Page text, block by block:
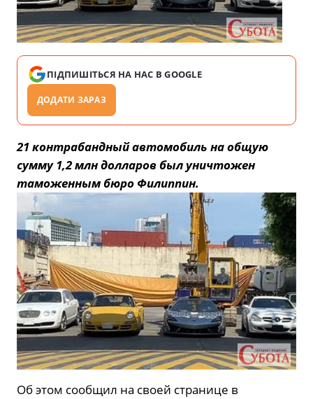
ПІДПИШІТЬСЯ НА НАС В GOOGLE
ДОДАТИ ЗАРАЗ
21 контрабандный автомобиль на общую
сумму 1,2 млн долларов был уничтожен
таможенным бюро Филиппин.
Об этом сообщил на своей странице в